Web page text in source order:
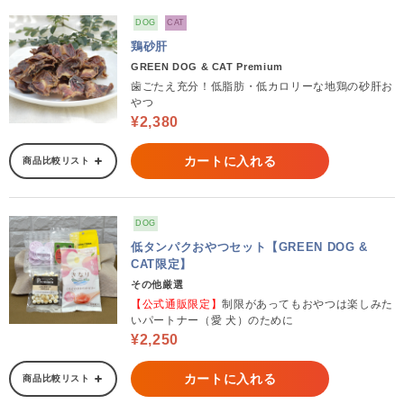
DOG CAT
鶏砂肝
GREEN DOG & CAT Premium
歯ごたえ充分！低脂肪・低カロリーな地鶏の砂肝お
やつ
¥2,380
商品比較リスト カートに入れる
DOG
低タンパクおやつセット【GREEN DOG &
CAT限定】
その他厳選
【公式通販限定】制限があってもおやつは楽しみた
いパートナー（愛 犬）のために
¥2,250
商品比較リスト カートに入れる